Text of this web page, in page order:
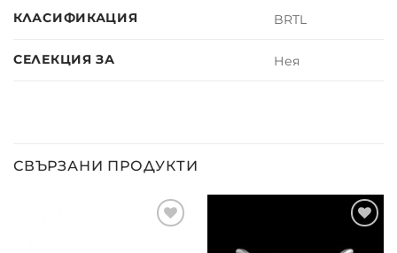
КЛАСИФИКАЦИЯ BRTL
СЕЛЕКЦИЯ ЗА Нея
СВЪРЗАНИ ПРОДУКТИ